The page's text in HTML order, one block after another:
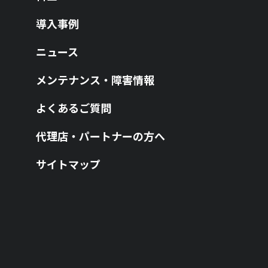
導入事例
ニュース
メンテナンス・障害情報
よくあるご質問
代理店・パートナーの方へ
サイトマップ